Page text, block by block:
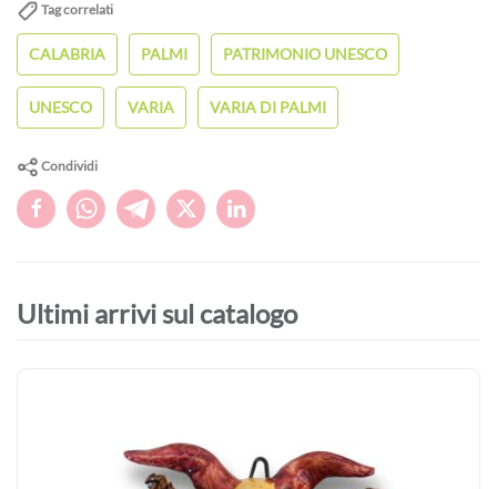
Tag correlati
CALABRIA PALMI PATRIMONIO UNESCO
UNESCO VARIA VARIA DI PALMI
Condividi
Ultimi arrivi sul catalogo